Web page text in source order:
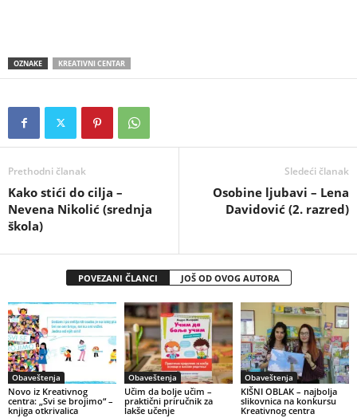
OZNAKE KREATIVNI CENTAR
Prethodni članak
Kako stići do cilјa –
Nevena Nikolić (srednja
škola)
Sledeći članak
Osobine ljubavi – Lena
Davidović (2. razred)
POVEZANI ČLANCI JOŠ OD OVOG AUTORA
Obaveštenja
Novo iz Kreativnog
centra: „Svi se brojimo“ –
knjiga otkrivalica
Obaveštenja
Učim da bolje učim –
praktični priručnik za
lakše učenje
Obaveštenja
KIŠNI OBLAK – najbolja
slikovnica na konkursu
Kreativnog centra